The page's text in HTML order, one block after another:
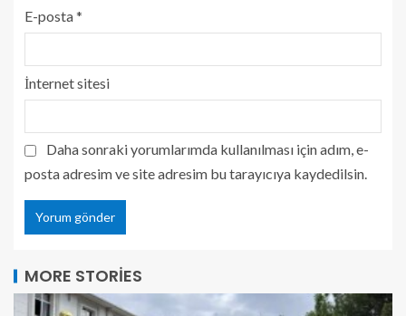
E-posta*
İnternet sitesi
Daha sonraki yorumlarımda kullanılması için adım, e-
posta adresim ve site adresim bu tarayıcıya kaydedilsin.
MORE STORIES